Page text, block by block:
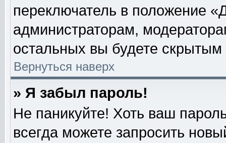
переключатель в положение
администраторам,
остальных вы будете скрытым
Вернуться наверх
» Я забыл пароль!
Не паникуйте! Хоть ваш
всегда можете запросить